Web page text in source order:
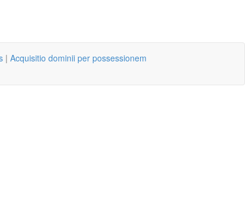
| Acquisitio dominii per possessionem